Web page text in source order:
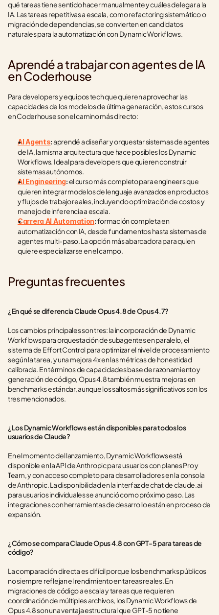
qué tareas tiene sentido hacer manualmente y cuáles delegar a la
IA. Las tareas repetitivas a escala, como refactoring sistemático o
migración de dependencias, se convierten en candidatos
naturales para la automatización con Dynamic Workflows.
Aprendé a trabajar con agentes de IA
en Coderhouse
Para developers y equipos tech que quieren aprovechar las
capacidades de los modelos de última generación, estos cursos
en Coderhouse son el camino más directo:
AI Agents: aprendé a diseñar y orquestar sistemas de agentes
de IA, la misma arquitectura que hace posibles los Dynamic
Workflows. Ideal para developers que quieren construir
sistemas autónomos.
AI Engineering: el curso más completo para engineers que
quieren integrar modelos de lenguaje avanzados en productos
y flujos de trabajo reales, incluyendo optimización de costos y
manejo de inferencia a escala.
Carrera AI Automation: formación completa en
automatización con IA, desde fundamentos hasta sistemas de
agentes multi-paso. La opción más abarcadora para quien
quiere especializarse en el campo.
Preguntas frecuentes
¿En qué se diferencia Claude Opus 4.8 de Opus 4.7?
Los cambios principales son tres: la incorporación de Dynamic
Workflows para orquestación de subagentes en paralelo, el
sistema de Effort Control para optimizar el nivel de procesamiento
según la tarea, y una mejora 4x en las métricas de honestidad
calibrada. En términos de capacidades base de razonamiento y
generación de código, Opus 4.8 también muestra mejoras en
benchmarks estándar, aunque los saltos más significativos son los
tres mencionados.
¿Los Dynamic Workflows están disponibles para todos los
usuarios de Claude?
En el momento del lanzamiento, Dynamic Workflows está
disponible en la API de Anthropic para usuarios con planes Pro y
Team, y con acceso completo para desarrolladores en la consola
de Anthropic. La disponibilidad en la interfaz de chat de claude.ai
para usuarios individuales se anunció como próximo paso. Las
integraciones con herramientas de desarrollo están en proceso de
expansión.
¿Cómo se compara Claude Opus 4.8 con GPT-5 para tareas de
código?
La comparación directa es difícil porque los benchmarks públicos
no siempre reflejan el rendimiento en tareas reales. En
migraciones de código a escala y tareas que requieren
coordinación de múltiples archivos, los Dynamic Workflows de
Opus 4.8 son una ventaja estructural que GPT-5 no tiene